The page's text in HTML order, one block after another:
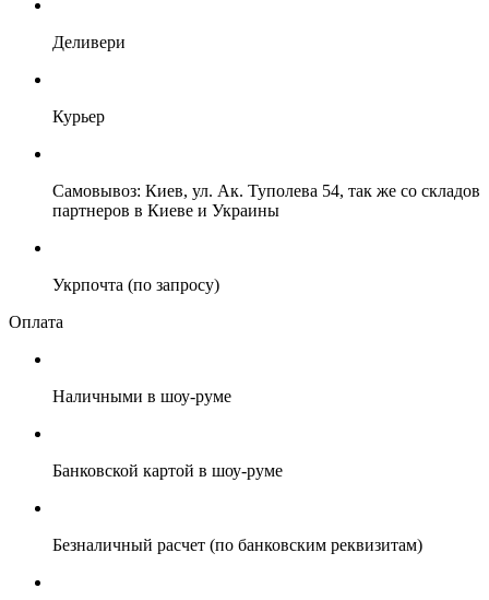
Деливери
Курьер
Самовывоз: Киев, ул. Ак. Туполева 54, так же со складов
партнеров в Киеве и Украины
Укрпочта (по запросу)
Оплата
Наличными в шоу-руме
Банковской картой в шоу-руме
Безналичный расчет (по банковским реквизитам)